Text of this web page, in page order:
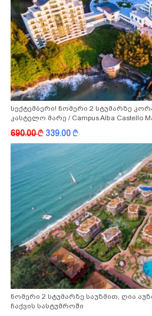
სექტემბერი! ნომერი 2 სტუმარზე
კასტელო მარე / Campus Alba Castello
-სგან!
690.00k 339.00k
ნომერი 2 სტუმარზე საუზმით, ღია
ჩაქვის სასტუმროში